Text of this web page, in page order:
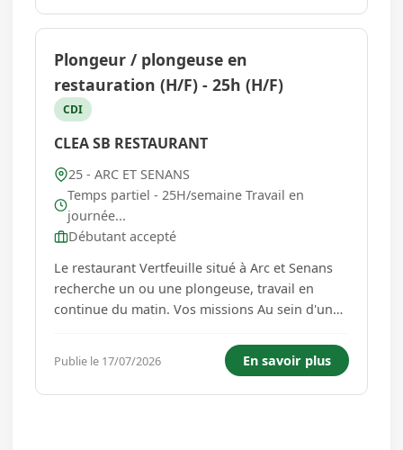
à votre disposition. ...
Plongeur / plongeuse en
restauration (H/F) - 25h (H/F)
CDI
CLEA SB RESTAURANT
25 - ARC ET SENANS
Temps partiel - 25H/semaine Travail en
journée...
Débutant accepté
Le restaurant Vertfeuille situé à Arc et Senans
recherche un ou une plongeuse, travail en
continue du matin. Vos missions Au sein d'une
du matériel de cuisine - Le respect des normes
d'hygiène e...
Publie le 17/07/2026 En savoir plus